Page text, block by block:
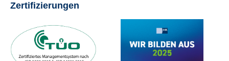
Zertifizierungen